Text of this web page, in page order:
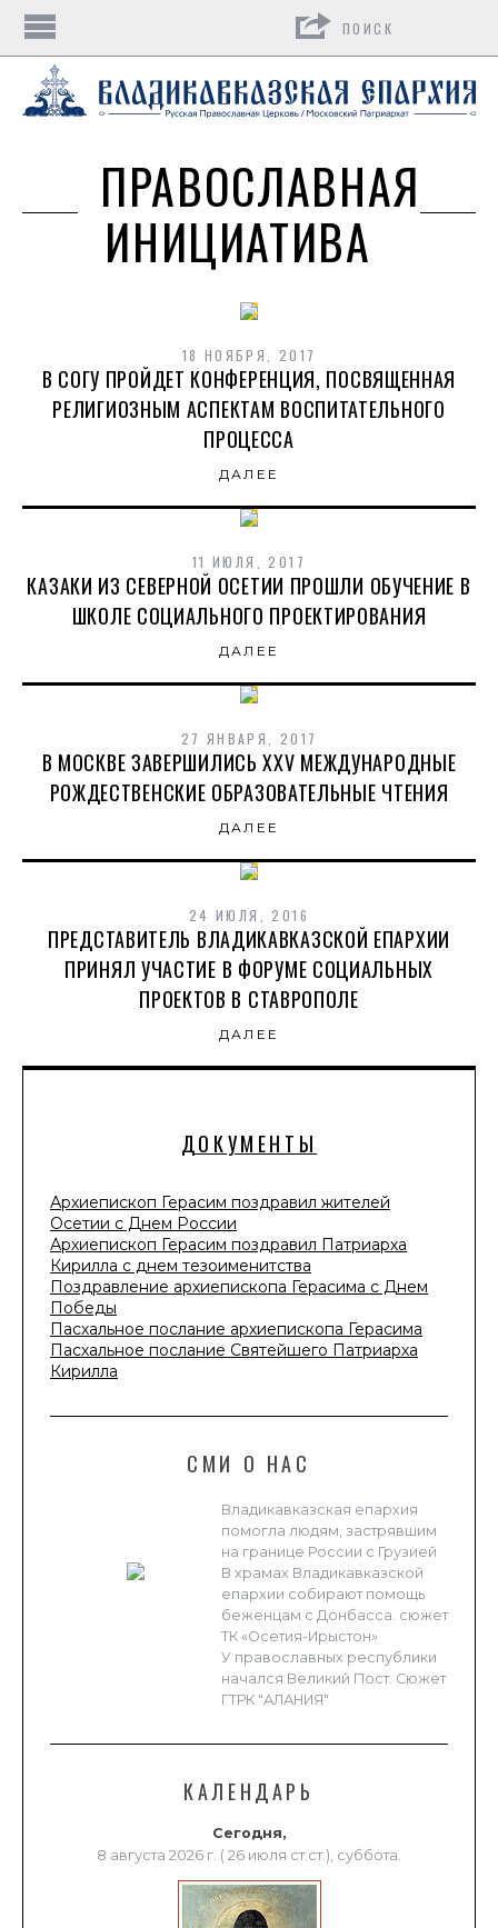
ДОКУМЕНТЫ
Архиепископ Герасим поздравил жителей
Осетии с Днем России
Архиепископ Герасим поздравил Патриарха
Кирилла с днем тезоименитства
Поздравление архиепископа Герасима с Днем
Победы
Пасхальное послание архиепископа Герасима
Пасхальное послание Святейшего Патриарха
Кирилла
СМИ О НАС
Владикавказская епархия
помогла людям, застрявшим
на границе России с Грузией
В храмах Владикавказской
епархии собирают помощь
беженцам с Донбасса. сюжет
ТК «Осетия-Ирыстон»
У православных республики
начался Великий Пост. Сюжет
ГТРК "АЛАНИЯ"
КАЛЕНДАРЬ
Сегодня,
8 августа 2026 г. ( 26 июля ст.ст.), суббота.
ПРАВОСЛАВНАЯ
ИНИЦИАТИВА
18 НОЯБРЯ, 2017
В СОГУ ПРОЙДЕТ КОНФЕРЕНЦИЯ, ПОСВЯЩЕННАЯ
РЕЛИГИОЗНЫМ АСПЕКТАМ ВОСПИТАТЕЛЬНОГО
ПРОЦЕССА
ДАЛЕЕ
11 ИЮЛЯ, 2017
КАЗАКИ ИЗ СЕВЕРНОЙ ОСЕТИИ ПРОШЛИ ОБУЧЕНИЕ В
ШКОЛЕ СОЦИАЛЬНОГО ПРОЕКТИРОВАНИЯ
ДАЛЕЕ
27 ЯНВАРЯ, 2017
В МОСКВЕ ЗАВЕРШИЛИСЬ XXV МЕЖДУНАРОДНЫЕ
РОЖДЕСТВЕНСКИЕ ОБРАЗОВАТЕЛЬНЫЕ ЧТЕНИЯ
ДАЛЕЕ
24 ИЮЛЯ, 2016
ПРЕДСТАВИТЕЛЬ ВЛАДИКАВКАЗСКОЙ ЕПАРХИИ
ПРИНЯЛ УЧАСТИЕ В ФОРУМЕ СОЦИАЛЬНЫХ
ПРОЕКТОВ В СТАВРОПОЛЕ
ДАЛЕЕ